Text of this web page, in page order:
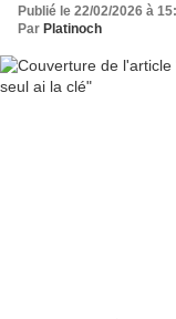
Publié le 22/02/2026 à
Par Platinoch